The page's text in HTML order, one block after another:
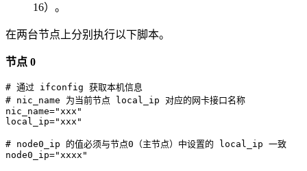
16）。
在两台节点上分别执行以下脚本。
节点 0
# 通过 ifconfig 获取本机信息
# nic_name 为当前节点 local_ip 对应的网卡接口名称
nic_name="xxx"
local_ip="xxx"
# node0_ip 的值必须与节点0（主节点）中设置的 local_ip 一致
node0_ip="xxxx"